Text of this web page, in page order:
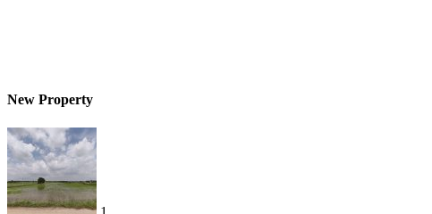
New Property